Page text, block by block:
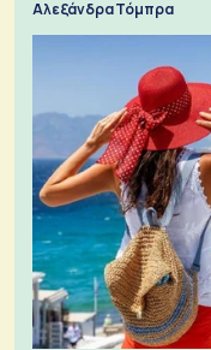
Αλεξάνδρα Τόμπρα